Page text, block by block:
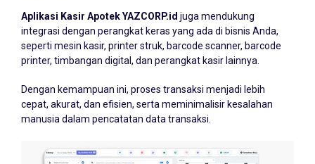
Aplikasi Kasir Apotek YAZCORP.id juga mendukung
integrasi dengan perangkat keras yang ada di bisnis Anda,
seperti mesin kasir, printer struk, barcode scanner, barcode
printer, timbangan digital, dan perangkat kasir lainnya.
Dengan kemampuan ini, proses transaksi menjadi lebih
cepat, akurat, dan efisien, serta meminimalisir kesalahan
manusia dalam pencatatan data transaksi.